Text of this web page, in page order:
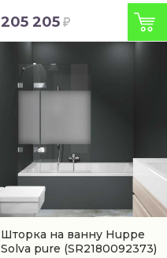
205 205
Шторка на ванну Huppe
Solva pure (SR2180092373)